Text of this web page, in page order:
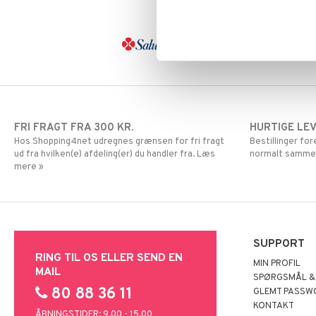
Vitaminer & Mineraler
FRI FRAGT FRA 300 KR.
Hos Shopping4net udregnes grænsen for fri fragt
ud fra hvilken(e) afdeling(er) du handler fra. Læs
mere »
HURTIGE
Bestillinger
normalt
RING TIL OS ELLER SEND EN
MAIL
80 88 36 11
SUPPORT
MIN PROFIL
SPØRGSMÅL &
GLEMT
KONTAKT